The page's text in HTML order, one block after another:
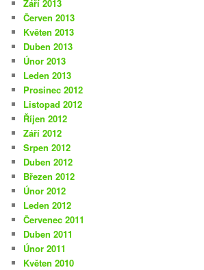
Září 2013
Červen 2013
Květen 2013
Duben 2013
Únor 2013
Leden 2013
Prosinec 2012
Listopad 2012
Říjen 2012
Září 2012
Srpen 2012
Duben 2012
Březen 2012
Únor 2012
Leden 2012
Červenec 2011
Duben 2011
Únor 2011
Květen 2010